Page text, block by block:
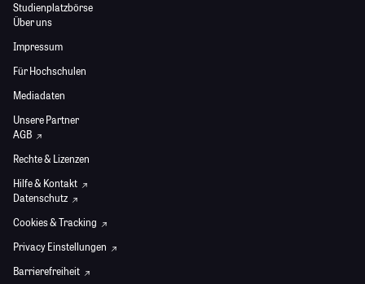
Studienplatzbörse
Über uns
Impressum
Für Hochschulen
Mediadaten
Unsere Partner
AGB
Rechte & Lizenzen
Hilfe & Kontakt
Datenschutz
Cookies & Tracking
Privacy Einstellungen
Barrierefreiheit